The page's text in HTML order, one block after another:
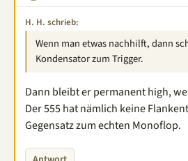
H. H. schrieb:
Wenn man etwas nachhilft, dann
Kondensator zum Trigger.
Dann bleibt er permanent high,
Der 555 hat nämlich keine
Gegensatz zum echten Monoflop.